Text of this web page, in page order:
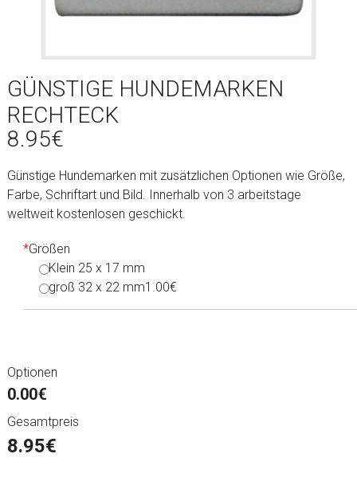
GÜNSTIGE HUNDEMARKEN
RECHTECK
8.95€
Günstige Hundemarken mit zusätzlichen Optionen wie Größe,
Farbe, Schriftart und Bild. Innerhalb von 3 arbeitstage
weltweit kostenlosen geschickt.
*Größen
Klein 25 x 17 mm
groß 32 x 22 mm1.00€
Optionen
0.00€
Gesamtpreis
8.95€